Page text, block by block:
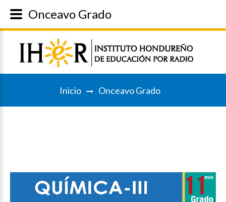
Inicio Onceavo Grado
Onceavo Grado